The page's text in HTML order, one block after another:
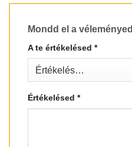
Mondd el a véleményed
A te értékelésed *
Értékelésed *